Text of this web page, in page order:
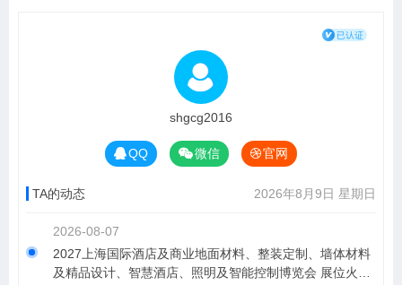
shgcg2016
QQ 微信 官网
TA的动态 2026年8月9日 星期日
2026-08-07
2027上海国际酒店及商业地面材料、整装定制、墙体材料
及精品设计、智慧酒店、照明及智能控制博览会 展位火热